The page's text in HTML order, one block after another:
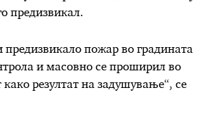
предизвикал.
предизвикало пожар во градината
и масовно се проширил во
резултат на задушување“, се